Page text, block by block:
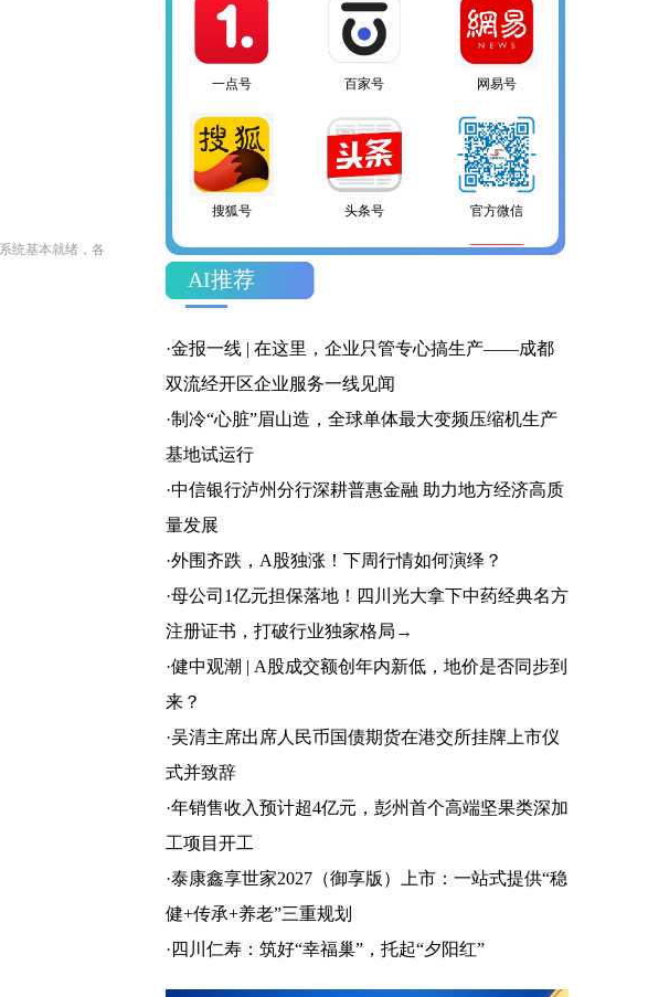
统基本就绪，各
百家号 网易号 搜狐号
头条号 官方微信 企鹅号
财富号 一点号
官方微信 企鹅号
一点号
搜狐号 头条号
AI推荐
·金报一线 | 在这里，企业只管专心搞生产——成都
双流经开区企业服务一线见闻
·制冷“心脏”眉山造，全球单体最大变频压缩机生产
基地试运行
·中信银行泸州分行深耕普惠金融 助力地方经济高质
量发展
·外围齐跌，A股独涨！下周行情如何演绎？
·母公司1亿元担保落地！四川光大拿下中药经典名方
注册证书，打破行业独家格局→
·健中观潮 | A股成交额创年内新低，地价是否同步到
来？
·吴清主席出席人民币国债期货在港交所挂牌上市仪
式并致辞
·年销售收入预计超4亿元，彭州首个高端坚果类深加
工项目开工
·泰康鑫享世家2027（御享版）上市：一站式提供“稳
健+传承+养老”三重规划
· 四川仁寿：筑好“幸福巢”，托起“夕阳红”